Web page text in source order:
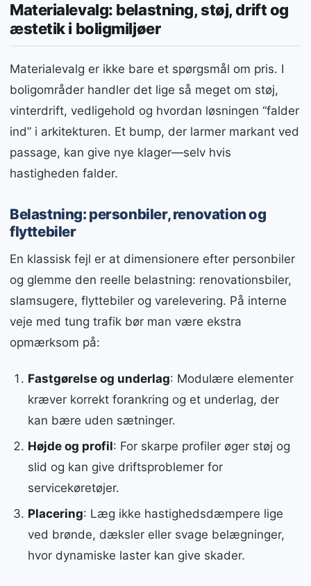
Materialevalg: belastning, støj, drift og
æstetik i boligmiljøer
Materialevalg er ikke bare et spørgsmål om pris. I
boligområder handler det lige så meget om støj,
vinterdrift, vedligehold og hvordan løsningen “falder
ind” i arkitekturen. Et bump, der larmer markant ved
passage, kan give nye klager—selv hvis
hastigheden falder.
Belastning: personbiler, renovation og
flyttebiler
En klassisk fejl er at dimensionere efter personbiler
og glemme den reelle belastning: renovationsbiler,
slamsugere, flyttebiler og varelevering. På interne
veje med tung trafik bør man være ekstra
opmærksom på:
Fastgørelse og underlag: Modulære elementer
kræver korrekt forankring og et underlag, der
kan bære uden sætninger.
Højde og profil: For skarpe profiler øger støj og
slid og kan give driftsproblemer for
servicekøretøjer.
Placering: Læg ikke hastighedsdæmpere lige
ved brønde, dæksler eller svage belægninger,
hvor dynamiske laster kan give skader.